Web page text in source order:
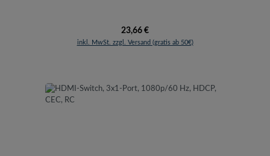
Regulärer Preis:
23,66 €
inkl. MwSt. zzgl. Versand (gratis ab 50€)